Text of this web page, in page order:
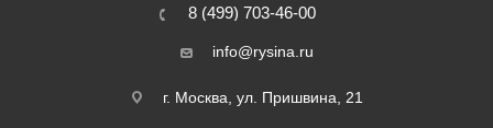
8 (499) 703-46-00
info@rysina.ru
г. Москва, ул. Пришвина, 21